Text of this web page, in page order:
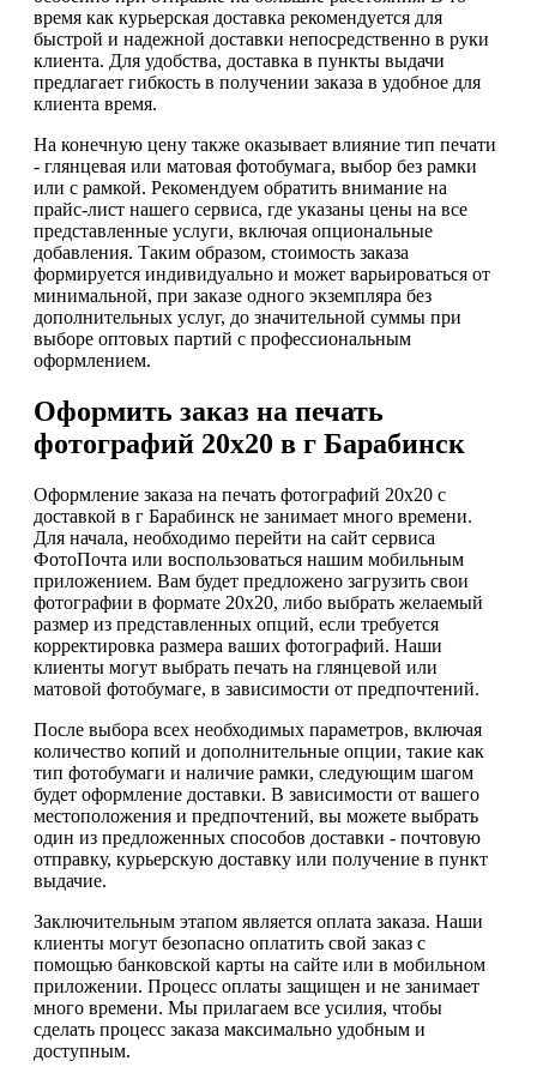
время как курьерская доставка рекомендуется для
быстрой и надежной доставки непосредственно в руки
клиента. Для удобства, доставка в пункты выдачи
предлагает гибкость в получении заказа в удобное для
клиента время.
На конечную цену также оказывает влияние тип печати
- глянцевая или матовая фотобумага, выбор без рамки
или с рамкой. Рекомендуем обратить внимание на
прайс-лист нашего сервиса, где указаны цены на все
представленные услуги, включая опциональные
добавления. Таким образом, стоимость заказа
формируется индивидуально и может варьироваться от
минимальной, при заказе одного экземпляра без
дополнительных услуг, до значительной суммы при
выборе оптовых партий с профессиональным
оформлением.
Оформить заказ на печать
фотографий 20х20 в г Барабинск
Оформление заказа на печать фотографий 20х20 с
доставкой в г Барабинск не занимает много времени.
Для начала, необходимо перейти на сайт сервиса
ФотоПочта или воспользоваться нашим мобильным
приложением. Вам будет предложено загрузить свои
фотографии в формате 20х20, либо выбрать желаемый
размер из представленных опций, если требуется
корректировка размера ваших фотографий. Наши
клиенты могут выбрать печать на глянцевой или
матовой фотобумаге, в зависимости от предпочтений.
После выбора всех необходимых параметров, включая
количество копий и дополнительные опции, такие как
тип фотобумаги и наличие рамки, следующим шагом
будет оформление доставки. В зависимости от вашего
местоположения и предпочтений, вы можете выбрать
один из предложенных способов доставки - почтовую
отправку, курьерскую доставку или получение в пункт
выдачие.
Заключительным этапом является оплата заказа. Наши
клиенты могут безопасно оплатить свой заказ с
помощью банковской карты на сайте или в мобильном
приложении. Процесс оплаты защищен и не занимает
много времени. Мы прилагаем все усилия, чтобы
сделать процесс заказа максимально удобным и
доступным.